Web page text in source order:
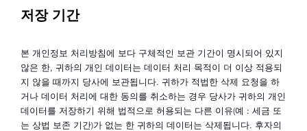
저장 기간
본 개인정보 처리방침에 보다 구체적인 보관 기간이 명시되어 있지
않은 한, 귀하의 개인 데이터는 데이터 처리 목적이 더 이상 적용되
지 않을 때까지 당사에 보관됩니다. 귀하가 적법한 삭제 요청을 하
거나 데이터 처리에 대한 동의를 취소하는 경우 당사가 귀하의 개인
데이터를 저장하기 위해 법적으로 허용되는 다른 이유(예 : 세금 또
는 상법 보존 기간)가 없는 한 귀하의 데이터는 삭제됩니다. 후자의